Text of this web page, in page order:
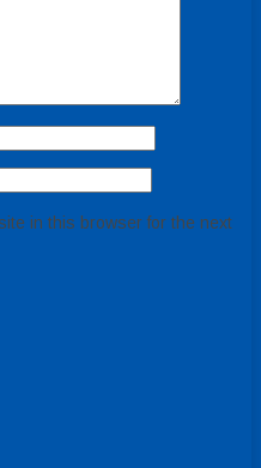
in this browser for the next